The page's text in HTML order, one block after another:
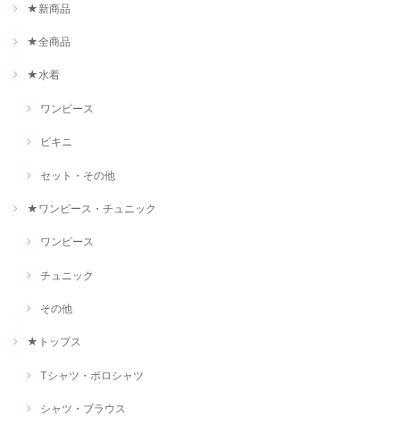
★新商品
★全商品
★水着
ワンピース
ビキニ
セット・その他
★ワンピース・チュニック
ワンピース
チュニック
その他
★トップス
Tシャツ・ポロシャツ
シャツ・ブラウス